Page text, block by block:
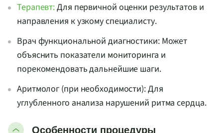
Терапевт:Для первичной оценки результатов и
направления к узкому специалисту.
Врач функциональной диагностики: Может
объяснить показатели мониторинга и
порекомендовать дальнейшие шаги.
Аритмолог (при необходимости): Для
углубленного анализа нарушений ритма сердца.
Особенности процедуры